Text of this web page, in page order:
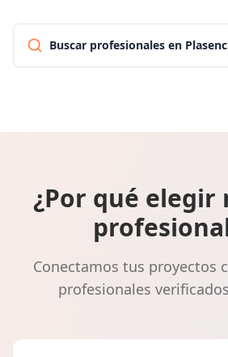
Buscar profesionales en
¿Por qué elegir
Conectamos tus proyectos
profesionales